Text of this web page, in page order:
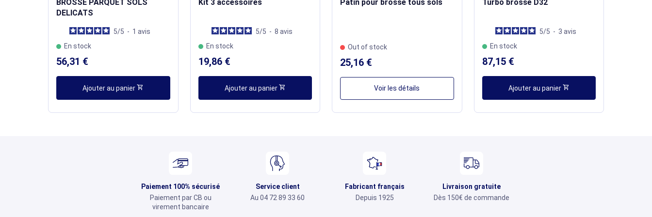
BROSSE PARQUET SOLS
DELICATS
5/5 - 1avis
En stock
56,31 €
Ajouter au panier shopping_cart
Kit 3 accessoires
5/5 - 8 avis
En stock
19,86 €
Ajouter au panier shopping_cart
Patin pour brosse tous sols
Out of stock
25,16 €
Voir les détails
Turbo brosse D32
5/5 - 3 avis
En stock
87,15 €
Ajouter au panier shopping_cart
Paiement 100% sécurisé
Paiement par CB ou
virement bancaire
Service client
Au 04 72 89 33 60
Fabricant français
Depuis 1925
Livraison gratuite
Dès 150€ de commande